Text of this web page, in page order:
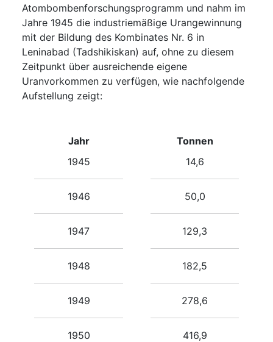
Atombombenforschungsprogramm und nahm im
Jahre 1945 die industriemäßige Urangewinnung
mit der Bildung des Kombinates Nr. 6 in
Leninabad (Tadshikiskan) auf, ohne zu diesem
Zeitpunkt über ausreichende eigene
Uranvorkommen zu verfügen, wie nachfolgende
Aufstellung zeigt:
Jahr
Tonnen
1945
14,6
1946 50,0
1947 129,3
1948 182,5
1949 278,6
1950 416,9